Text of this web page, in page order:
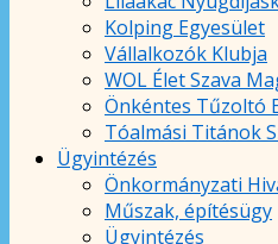
Kolping Egyesület
Vállalkozók Klubja
WOL Élet Szava
Önkéntes Tűzoltó
Tóalmási Titánok
Ügyintézés
Önkormányzati
Műszak, építésügy
Ügyintézés